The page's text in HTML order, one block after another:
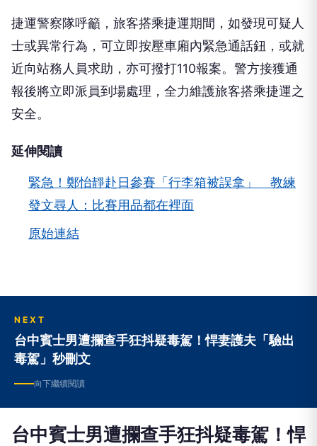
捷運警察隊呼籲，旅客搭乘捷運期間，如發現可疑人
士或異常行為，可立即按壓車廂內緊急通話鈕，或就
近向站務人員求助，亦可撥打110報案。警方接獲通
報後將立即派員到場處理，全力維護旅客搭乘捷運之
安全。
延伸閱讀
緊急！鄭怡靜赴日參賽「行李箱被誤拿」 教練
發文尋人：比賽用品都在裡面
原始連結
NEXT
台中賓士男遭攔查手狂抖疑毒駕！悍妻護夫「驗出
毒駕」秒刪文
向下繼續閱讀
台中賓士男遭攔查手狂抖疑毒駕！悍